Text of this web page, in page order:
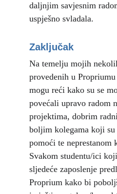
daljnjim savjesnim
uspješno svladala.
Zaključak
Na temelju mojih
provedenih u
mogu reći kako su se
povećali upravo radom
projektima, dobrim
boljim kolegama koji
pomoći te neprestanom
Svakom studentu/ici
sljedeće zaposlenje
Proprium kako bi